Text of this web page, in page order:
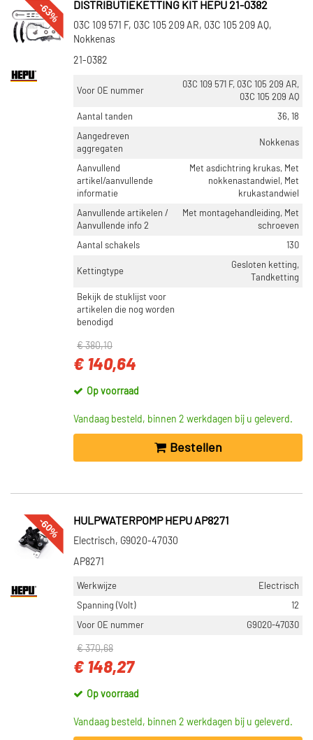
×
CATEGORIEËN
Waterpomp (1564)
Distributieriem kit (593)
Distributieriem kit inclusief waterpomp (519)
Distributieketting kit (438)
Thermostaat (366)
VOORRAAD
Niet op voorraad (4029)
-63% DISTRIBUTIEKETTING KIT HEPU 21-0382
03C 109 571 F, 03C 105 209 AR, 03C 105 209 AQ,
Nokkenas
21-0382
Voor OE nummer
03C 109 571 F, 03C 105 209 AR,
03C 105 209 AQ
Aantal tanden
36, 18
Aangedreven
aggregaten
Nokkenas
Aanvullend
artikel/aanvullende
informatie
Met asdichtring krukas, Met
nokkenastandwiel, Met
krukastandwiel
Aanvullende artikelen /
Aanvullende info 2
Met montagehandleiding, Met
schroeven
Aantal schakels
130
Kettingtype
Gesloten ketting,
Tandketting
Bekijk de stuklijst voor
artikelen die nog worden
benodigd
€ 380,10
€ 140,64
Op voorraad
Vandaag besteld, binnen 2 werkdagen bij u geleverd.
Bestellen
-60% HULPWATERPOMP HEPU AP8271
Electrisch, G9020-47030
AP8271
Werkwijze
Electrisch
Spanning (Volt)
12
Voor OE nummer
G9020-47030
€ 370,68
€ 148,27
Op voorraad
Vandaag besteld, binnen 2 werkdagen bij u geleverd.